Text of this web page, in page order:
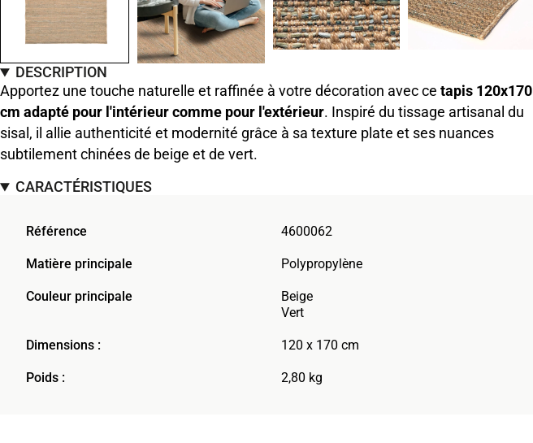
DESCRIPTION
Apportez une touche naturelle et raffinée à votre décoration avec ce tapis 120x170
cm adapté pour l'intérieur comme pour l'extérieur. Inspiré du tissage artisanal du
sisal, il allie authenticité et modernité grâce à sa texture plate et ses nuances
subtilement chinées de beige et de vert.
CARACTÉRISTIQUES
Référence 4600062
Matière principale Polypropylène
Couleur principale
Beige
Vert
Dimensions : 120 x 170 cm
Poids : 2,80 kg